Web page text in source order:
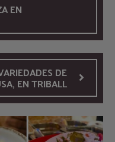
EN
DE
EN TRIBALL